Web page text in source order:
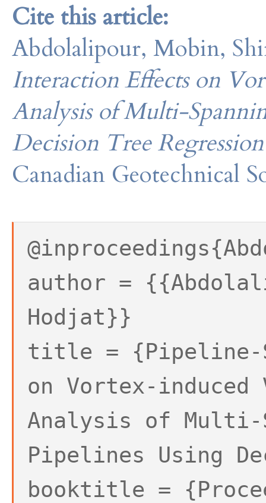
Cite this article:
Abdolalipour, Mobin,
Interaction Effects on
Analysis of Multi-
Decision Tree
Canadian Geotechnical
author =
Hodjat}}
title = {Pipeline-
on Vortex-
Analysis of Multi-
Pipelines Using
booktitle =